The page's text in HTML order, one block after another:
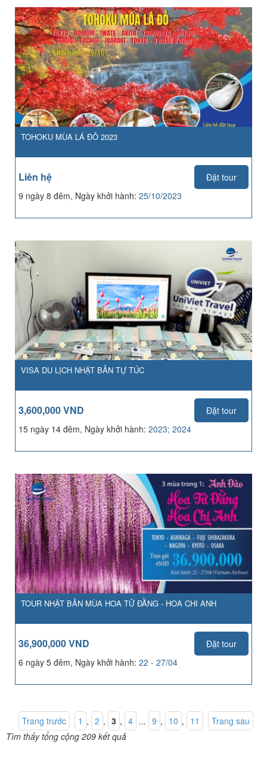
TOHOKU MÙA LÁ ĐỎ 2023
Liên hệ
Đặt tour
9 ngày 8 đêm, Ngày khởi hành: 25/10/2023
VISA DU LỊCH NHẬT BẢN TỰ TÚC
3,600,000 VND
Đặt tour
15 ngày 14 đêm, Ngày khởi hành: 2023; 2024
TOUR NHẬT BẢN MÙA HOA TỬ ĐẰNG - HOA CHI ANH
36,900,000 VND
Đặt tour
6 ngày 5 đêm, Ngày khởi hành: 22 - 27/04
Trang trước 1 , 2 , 3 , 4 ... 9 , 10 , 11
Trang sau
Tìm thấy tổng cộng 209 kết quả